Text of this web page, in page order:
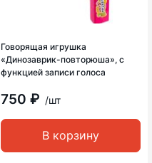
Говорящая игрушка
«Динозаврик-повторюша», с
функцией записи голоса
750 ₽ /шт
В корзину